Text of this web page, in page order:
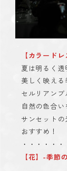
【カラードレ
夏は明るく
美しく映える
セルリアン
自然の色合
サンセット
おすすめ！
・・・・・
【花】-季節